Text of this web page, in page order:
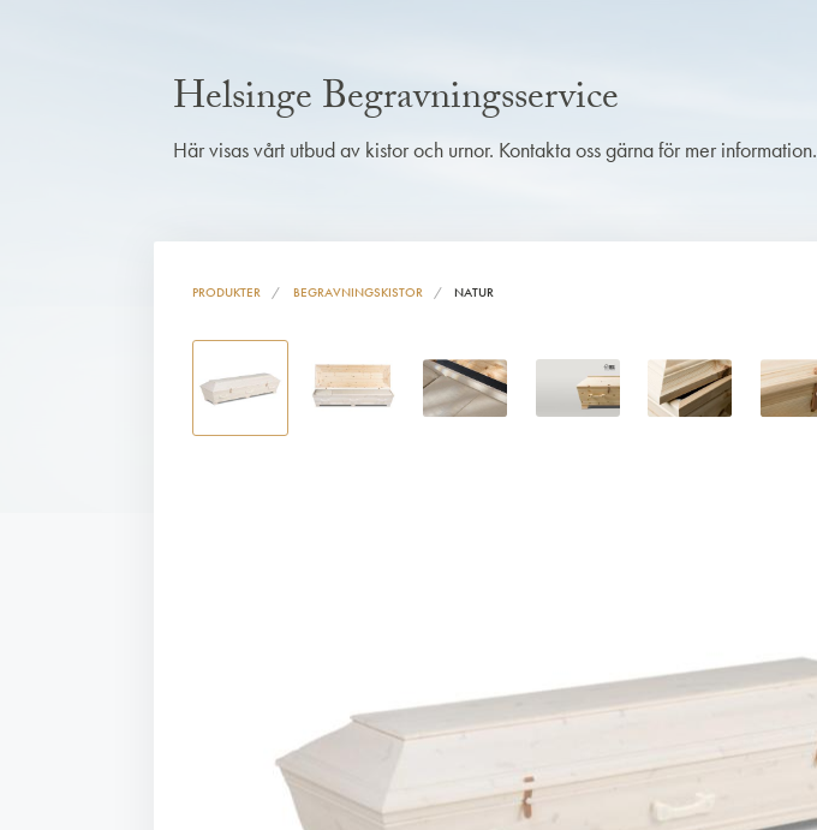
Helsinge Begravningsservice
Här visas vårt utbud av kistor och urnor. Kontakta oss gärna för mer information.
PRODUKTER BEGRAVNINGSKISTOR NATUR